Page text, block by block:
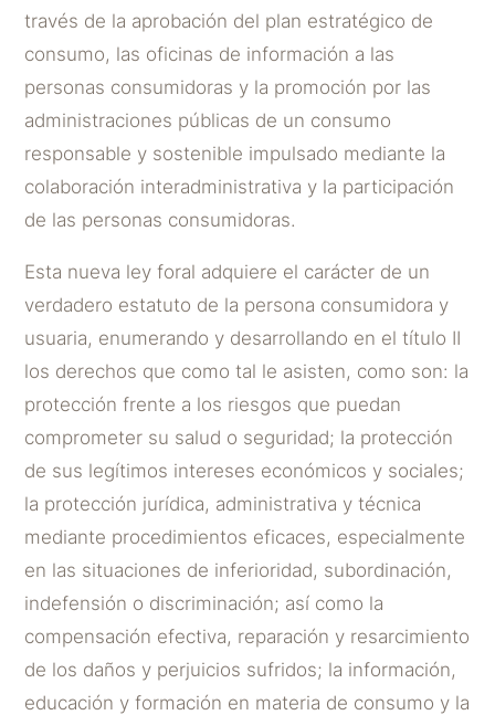
través de la aprobación del plan estratégico de
consumo, las oficinas de información a las
personas consumidoras y la promoción por las
administraciones públicas de un consumo
responsable y sostenible impulsado mediante la
colaboración interadministrativa y la participación
de las personas consumidoras.
Esta nueva ley foral adquiere el carácter de un
verdadero estatuto de la persona consumidora y
usuaria, enumerando y desarrollando en el título II
los derechos que como tal le asisten, como son: la
protección frente a los riesgos que puedan
comprometer su salud o seguridad; la protección
de sus legítimos intereses económicos y sociales;
la protección jurídica, administrativa y técnica
mediante procedimientos eficaces, especialmente
en las situaciones de inferioridad, subordinación,
indefensión o discriminación; así como la
compensación efectiva, reparación y resarcimiento
de los daños y perjuicios sufridos; la información,
educación y formación en materia de consumo y la